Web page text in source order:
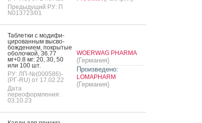
Предыдущий РУ: П
N013723/01
Таб­летки с мо­дифи­
циро­ван­ным выс­во­
бож­де­ни­ем, пок­ры­тые
обо­лоч­кой, 36.77
мг+0.8 мг: 20, 30, 50
или 100 шт.
РУ: ЛП-№(000586)-
(РГ-RU) от 17.02.22
Дата
переоформления:
03.10.23
WOERWAG PHARMA
(Германия)
Произведено:
LOMAPHARM
(Германия)